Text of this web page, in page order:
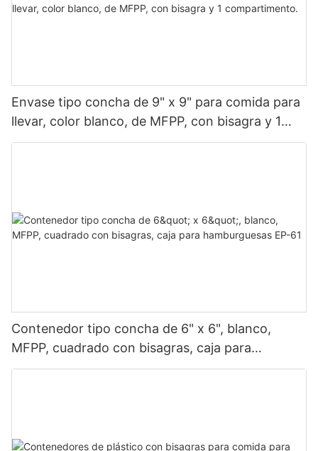
Envase tipo concha de 9" x 9" para comida para
llevar, color blanco, de MFPP, con bisagra y 1
compartimento.
Contenedor tipo concha de 6" x 6", blanco,
MFPP, cuadrado con bisagras, caja para
hamburguesas EP-61